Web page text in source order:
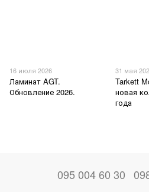
16 июля 2026
Ламинат AGT.
Обновление 2026.
31 мая
Tarkett
новая
года
095 004 60 30